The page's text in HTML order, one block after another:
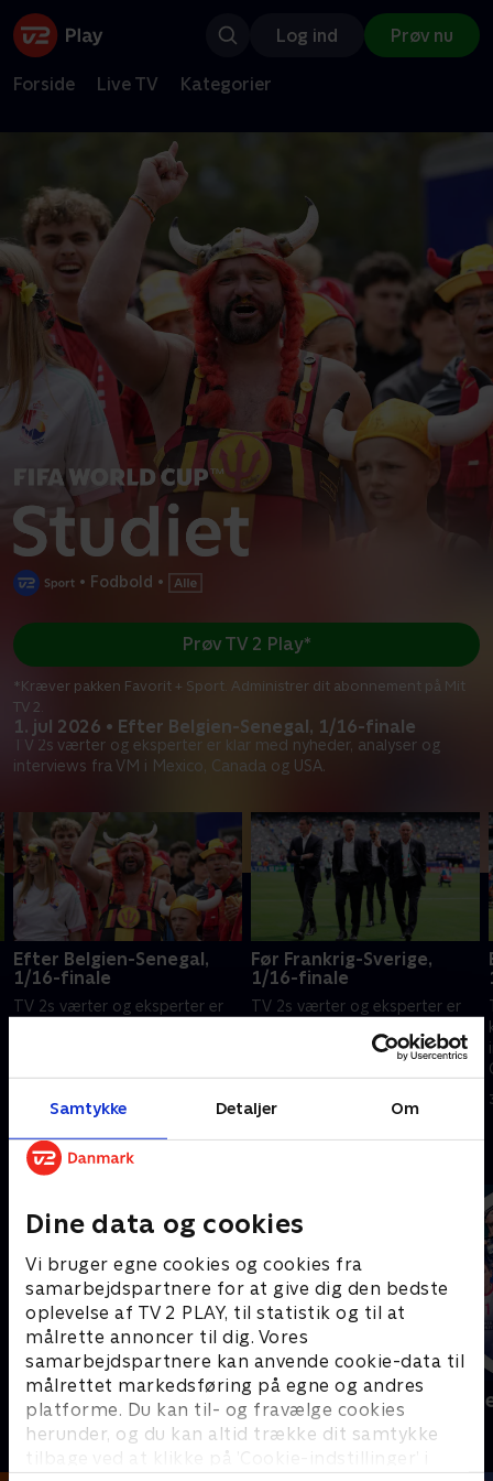
Samtykke Detaljer Om
Dine data og cookies
Vi bruger egne cookies og cookies fra
samarbejdspartnere for at give dig den bedste
oplevelse af TV 2 PLAY, til statistik og til at
målrette annoncer til dig. Vores
samarbejdspartnere kan anvende cookie-data til
målrettet markedsføring på egne og andres
platforme. Du kan til- og fravælge cookies
herunder, og du kan altid trække dit samtykke
tilbage ved at klikke på ’Cookie-indstillinger’ i
Log ind Prøv nu
Forside Live TV Kategorier
• Fodbold •
1. jul 2026 • Efter Belgien-Senegal, 1/16-finale
TV 2s værter og eksperter er klar med nyheder, analyser og
interviews fra VM i Mexico, Canada og USA.
Prøv TV 2 Play*
*Kræver pakken Favorit + Sport. Administrer dit abonnement på Mit
TV 2.
Efter Belgien-Senegal,
1/16-finale
TV 2s værter og eksperter er
1. juli 2026 • 21 min
Før Frankrig-Sverige,
1/16-finale
TV 2s værter og eksperter er
interviews fra VM i Mexico,
30. juni 2026 • 59 min
Andre så også
Sport Fokus
Sport Sport